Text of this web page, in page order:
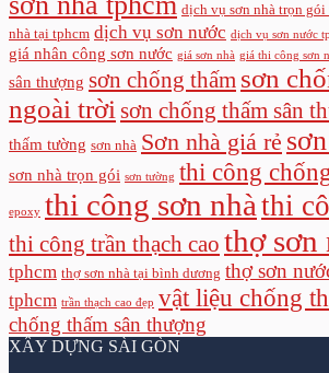
dịch vụ sơn nhà trọn
nhà tại tphcm dịch vụ sơn nước dịch vụ sơn nước
giá nhân công sơn nước giá sơn nhà giá thi công sơn
sân thượng sơn chống thấm sơn
ngoài trời sơn chống thấm sân
thấm tường sơn nhà Sơn nhà giá rẻ
sơn nhà trọn gói sơn tường thi công
epoxy thi công sơn nhà thi
thi công trần thạch cao thợ sơn
tphcm thợ sơn nhà tại bình dương thợ sơn
tphcm trần thạch cao đẹp vật liệu chống
chống thấm sân thượng
XÂY DỰNG SÀI GÒN